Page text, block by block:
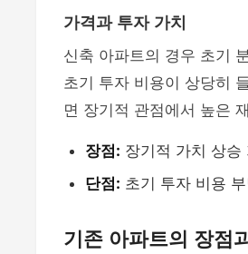
가격과 투자 가치
신축 아파트의 경우 초기
초기 투자 비용이 상당히
면 장기적 관점에서 높은
장점: 장기적 가치 상승
단점: 초기 투자 비용
기존 아파트의 장점